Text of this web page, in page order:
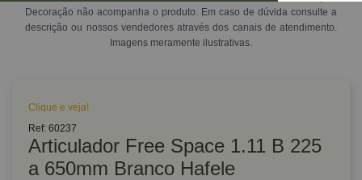
Decoração não acompanha o produto. Em caso de dúvida consulte a
descrição ou nossos vendedores através dos canais de atendimento.
Imagens meramente ilustrativas.
Clique e veja!
Ref: 60237
Articulador Free Space 1.11 B 225
a 650mm Branco Hafele